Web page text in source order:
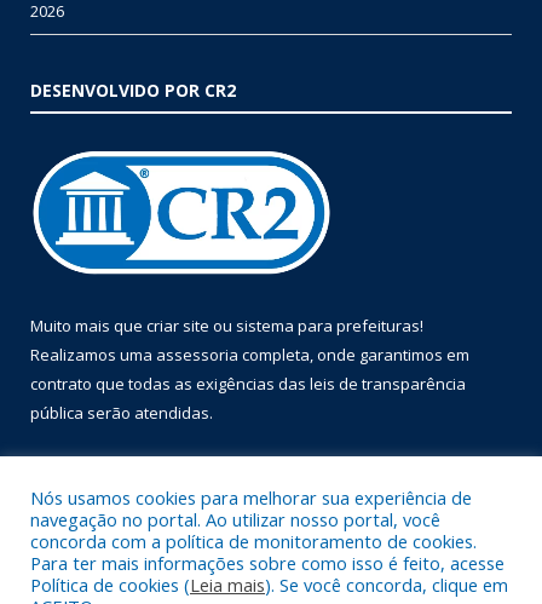
2026
DESENVOLVIDO POR CR2
Muito mais que criar site ou sistema para prefeituras!
Realizamos uma assessoria completa, onde garantimos em
contrato que todas as exigências das leis de transparência
pública serão atendidas.
Todos os direitos reservados a Prefeitura Municipal de Óbidos.
Nós usamos cookies para melhorar sua experiência de
navegação no portal. Ao utilizar nosso portal, você
concorda com a política de monitoramento de cookies.
Para ter mais informações sobre como isso é feito, acesse
Política de cookies (Leia mais). Se você concorda, clique em